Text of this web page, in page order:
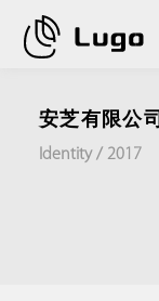
安芝有限公
Identity / 2017